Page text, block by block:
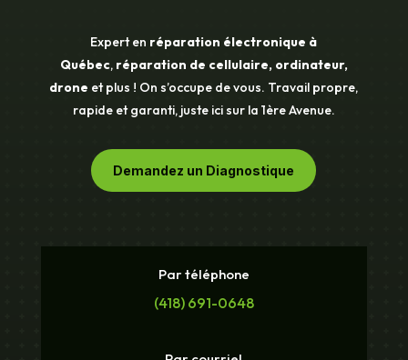
Expert en réparation électronique à
Québec, réparation de cellulaire, ordinateur,
drone et plus ! On s’occupe de vous. Travail propre,
rapide et garanti, juste ici sur la 1ère Avenue.
Demandez un Diagnostique
Par téléphone
(418) 691-0648